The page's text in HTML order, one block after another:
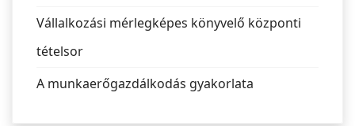
Vállalkozási mérlegképes könyvelő központi
tételsor
A munkaerőgazdálkodás gyakorlata